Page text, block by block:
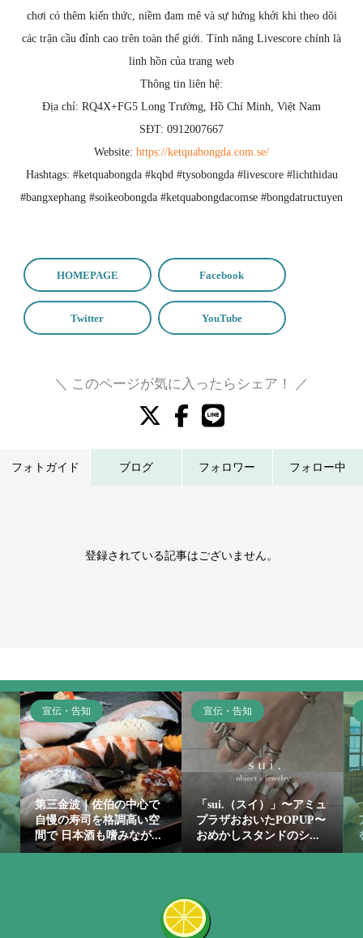
chơi có thêm kiến thức, niềm đam mê và sự hứng khởi khi theo dõi
các trận cầu đỉnh cao trên toàn thế giới. Tính năng Livescore chính là
linh hồn của trang web
Thông tin liên hệ:
Địa chỉ: RQ4X+FG5 Long Trường, Hồ Chí Minh, Việt Nam
SĐT: 0912007667
Website: https://ketquabongda.com.se/
Hashtags: #ketquabongda #kqbd #tysobongda #livescore #lichthidau
#bangxephang #soikeobongda #ketquabongdacomse #bongdatructuyen
＼ このページが気に入ったらシェア！ ／
フォトガイド ブログ フォロワー フォロー中
登録されている記事はございません。
宣伝・告知
第三金波｜佐伯の中心で
自慢の寿司を格調高い空
間で 日本酒も嗜みなが...
宣伝・告知
「sui.（スイ）」〜アミュ
プラザおおいたPOPUP〜
おめかしスタンドのシ...